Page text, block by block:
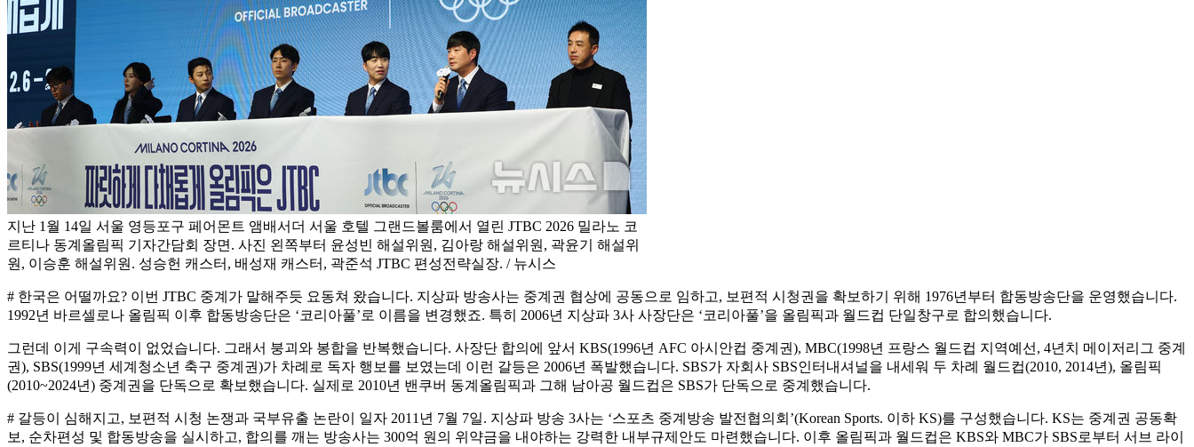
지난 1월 14일 서울 영등포구 페어몬트 앰배서더 서울 호텔 그랜드볼룸에서 열린 JTBC 2026 밀라노 코
르티나 동계올림픽 기자간담회 장면. 사진 왼쪽부터 윤성빈 해설위원, 김아랑 해설위원, 곽윤기 해설위
원, 이승훈 해설위원. 성승헌 캐스터, 배성재 캐스터, 곽준석 JTBC 편성전략실장. / 뉴시스
# 한국은 어떨까요? 이번 JTBC 중계가 말해주듯 요동쳐 왔습니다. 지상파 방송사는 중계권 협상에 공동으로 임하고, 보편적 시청권을 확보하기 위해 1976년부터 합동방송단을 운영했습니다.
1992년 바르셀로나 올림픽 이후 합동방송단은 ‘코리아풀’로 이름을 변경했죠. 특히 2006년 지상파 3사 사장단은 ‘코리아풀’을 올림픽과 월드컵 단일창구로 합의했습니다.
그런데 이게 구속력이 없었습니다. 그래서 붕괴와 봉합을 반복했습니다. 사장단 합의에 앞서 KBS(1996년 AFC 아시안컵 중계권), MBC(1998년 프랑스 월드컵 지역예선, 4년치 메이저리그 중계
권), SBS(1999년 세계청소년 축구 중계권)가 차례로 독자 행보를 보였는데 이런 갈등은 2006년 폭발했습니다. SBS가 자회사 SBS인터내셔널을 내세워 두 차례 월드컵(2010, 2014년), 올림픽
(2010~2024년) 중계권을 단독으로 확보했습니다. 실제로 2010년 밴쿠버 동계올림픽과 그해 남아공 월드컵은 SBS가 단독으로 중계했습니다.
# 갈등이 심해지고, 보편적 시청 논쟁과 국부유출 논란이 일자 2011년 7월 7일. 지상파 방송 3사는 ‘스포츠 중계방송 발전협의회’(Korean Sports. 이하 KS)를 구성했습니다. KS는 중계권 공동확
보, 순차편성 및 합동방송을 실시하고, 합의를 깨는 방송사는 300억 원의 위약금을 내야하는 강력한 내부규제안도 마련했습니다. 이후 올림픽과 월드컵은 KBS와 MBC가 SBS로부터 서브 라이